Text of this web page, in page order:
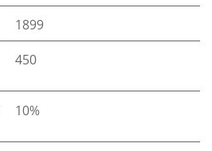
1899
450
10%